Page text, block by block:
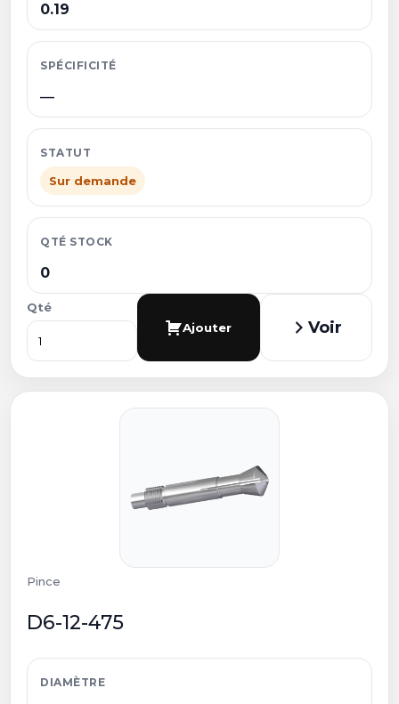
0.19
SPÉCIFICITÉ
—
STATUT
Sur demande
QTÉ STOCK
0
Qté
Ajouter
Voir
Pince
D6-12-475
DIAMÈTRE